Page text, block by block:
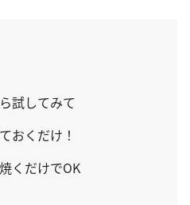
試してみて
おくだけ！
くだけでOK